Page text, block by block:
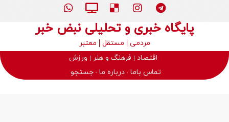
پایگاه خبری و تحلیلی نبض خبر
مردمی مستقل
معتبر
اقتصاد
فرهنگ و هنر
ورزش
تماس باما درباره ما جستجو